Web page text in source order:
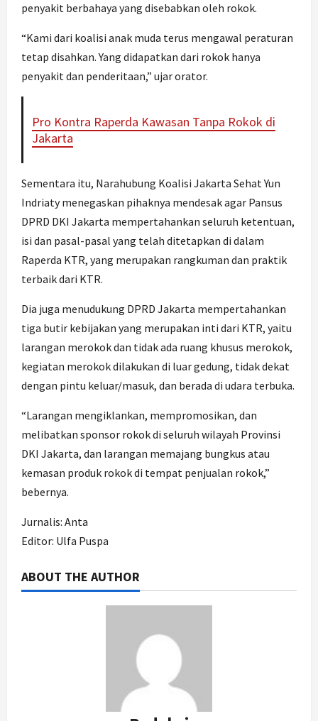
penyakit berbahaya yang disebabkan oleh rokok.
“Kami dari koalisi anak muda terus mengawal peraturan
tetap disahkan. Yang didapatkan dari rokok hanya
penyakit dan penderitaan,” ujar orator.
Pro Kontra Raperda Kawasan Tanpa Rokok di
Jakarta
Sementara itu, Narahubung Koalisi Jakarta Sehat Yun
Indriaty menegaskan pihaknya mendesak agar Pansus
DPRD DKI Jakarta mempertahankan seluruh ketentuan,
isi dan pasal-pasal yang telah ditetapkan di dalam
Raperda KTR, yang merupakan rangkuman dan praktik
terbaik dari KTR.
Dia juga menudukung DPRD Jakarta mempertahankan
tiga butir kebijakan yang merupakan inti dari KTR, yaitu
larangan merokok dan tidak ada ruang khusus merokok,
kegiatan merokok dilakukan di luar gedung, tidak dekat
dengan pintu keluar/masuk, dan berada di udara terbuka.
“Larangan mengiklankan, mempromosikan, dan
melibatkan sponsor rokok di seluruh wilayah Provinsi
DKI Jakarta, dan larangan memajang bungkus atau
kemasan produk rokok di tempat penjualan rokok,”
bebernya.
Jurnalis: Anta
Editor: Ulfa Puspa
ABOUT THE AUTHOR